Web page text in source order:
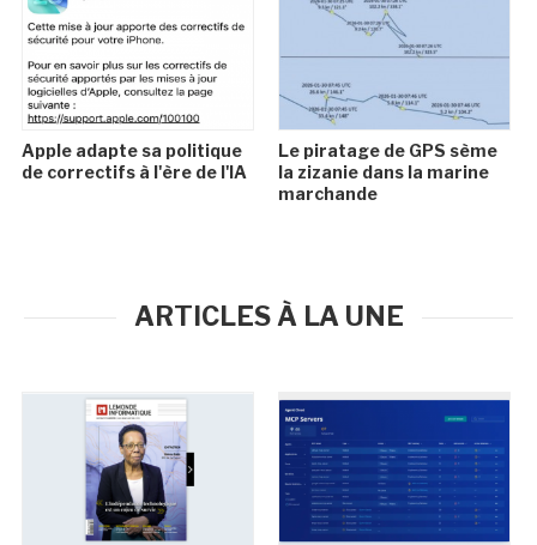
Apple adapte sa politique
de correctifs à l'ère de l'IA
Le piratage de GPS sème
la zizanie dans la marine
marchande
ARTICLES À LA UNE